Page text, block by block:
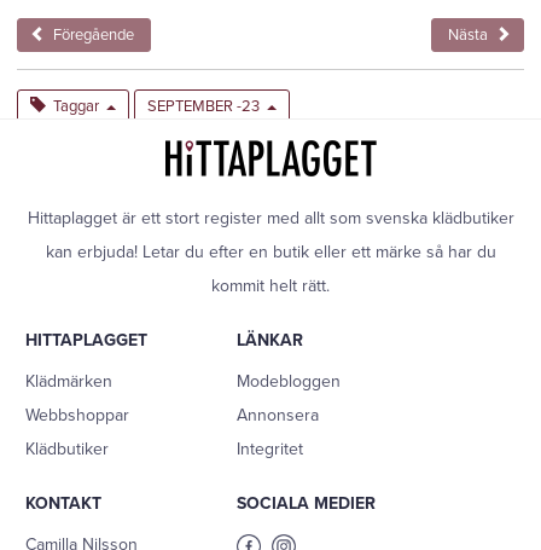
Föregående Nästa
Taggar SEPTEMBER -23
Hittaplagget är ett stort register med allt som svenska klädbutiker
kan erbjuda! Letar du efter en butik eller ett märke så har du
kommit helt rätt.
HITTAPLAGGET
Klädmärken
Webbshoppar
Klädbutiker
LÄNKAR
Modebloggen
Annonsera
Integritet
KONTAKT
Camilla Nilsson
SOCIALA MEDIER